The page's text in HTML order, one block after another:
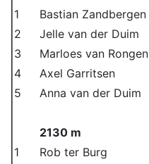
1
Bastian Zandbergen
2
Jelle van der Duim
3
Marloes van Rongen
4
Axel Garritsen
5
Anna van der Duim
2130 m
1
Rob ter Burg